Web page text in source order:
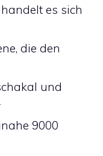
es sich
die den
und
9000